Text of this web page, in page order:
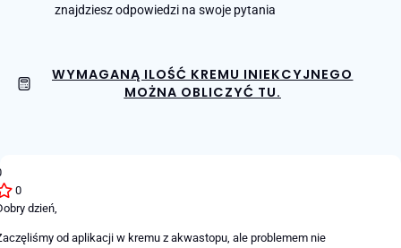
znajdziesz odpowiedzi na swoje pytania
WYMAGANĄ ILOŚĆ KREMU INIEKCYJNEGO
MOŻNA OBLICZYĆ TU.
0
dzień,
od aplikacji w kremu z akwastopu, ale problemem nie